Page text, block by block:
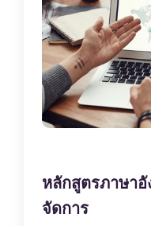
หลักสูตรภาษาอั
จัดการ